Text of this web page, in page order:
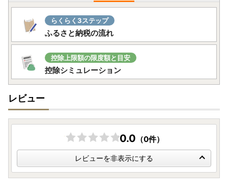
らくらく3ステップ
ふるさと納税の流れ
控除上限額の限度額と目安
控除シミュレーション
レビュー
0.0 （0件）
レビューを非表示にする